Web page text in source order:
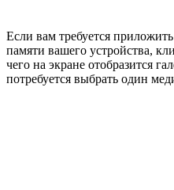
Если вам требуется
памяти вашего устройства,
чего на экране отобразится
потребуется выбрать один